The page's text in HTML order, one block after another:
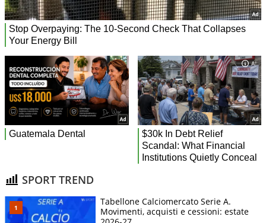
SPORT TREND
Tabellone Calciomercato Serie A.
Movimenti, acquisti e cessioni: estate